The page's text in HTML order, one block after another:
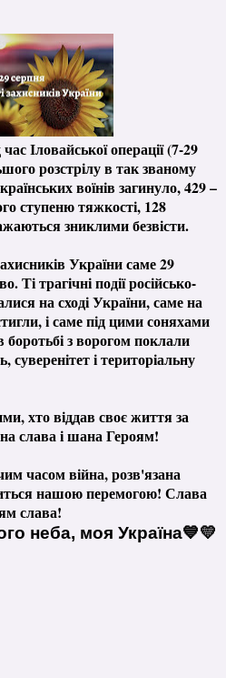
Іловайської операції (7-29
розстрілу в так званому
воїнів загинуло, 429 –
ступеню тяжкості, 128
зниклими безвісти.
України саме 29
Ті трагічні події російсько-
на сході України, саме на
і саме під цими соняхами
боротьбі з ворогом поклали
суверенітет і територіальну
хто віддав своє життя за
слава і шана Героям!
часом війна, розв'язана
нашою перемогою! Слава
слава!
неба, моя Україна💙💛